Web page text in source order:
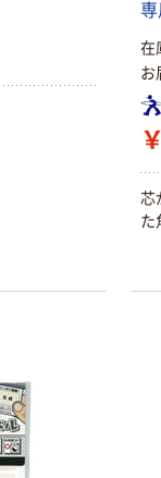
在
お
芯
た